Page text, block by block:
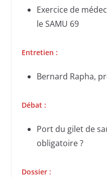
Exercice de
le SAMU 69
Entretien :
Bernard Rapha,
Débat :
Port du gilet de
obligatoire ?
Dossier :